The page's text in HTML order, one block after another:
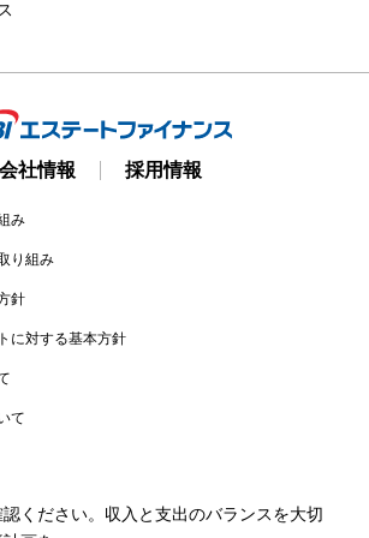
会社情報 採用情報
み
り組み
針
に対する基本方針
て
ください。収入と支出のバランスを大切